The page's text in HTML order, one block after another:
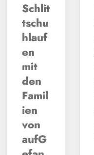
Schlit
tschu
hlauf
en
mit
den
Famil
ien
von
aufG